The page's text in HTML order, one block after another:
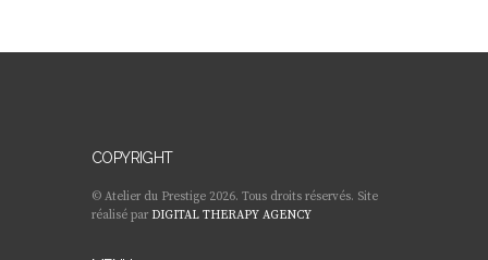
COPYRIGHT
© Atelier du Prestige 2026. Tous droits réservés. Site
réalisé par DIGITAL THERAPY AGENCY